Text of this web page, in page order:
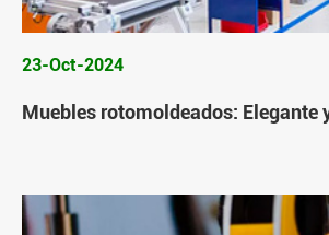
23-Oct-2024
Muebles rotomoldeados: Elegante